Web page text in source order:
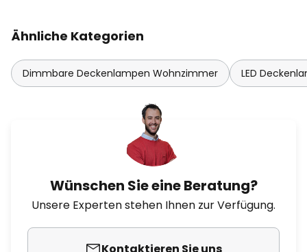
Ähnliche Kategorien
Dimmbare Deckenlampen Wohnzimmer LED
Wünschen Sie eine Beratung?
Unsere Experten stehen Ihnen zur Verfügung.